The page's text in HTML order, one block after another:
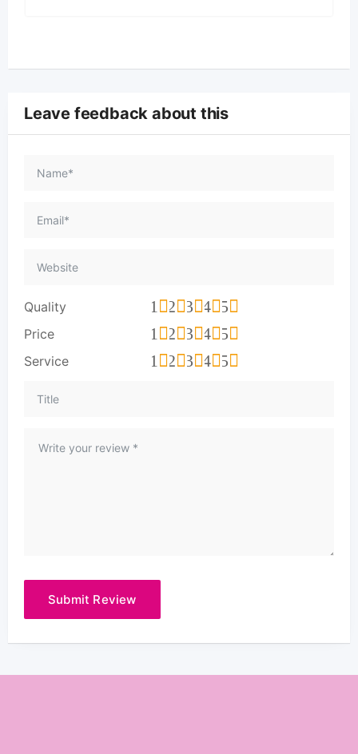
Leave feedback about this
Quality 5
4
3
2
1
Price 5
4
3
2
1
Service 5
4
3
2
1